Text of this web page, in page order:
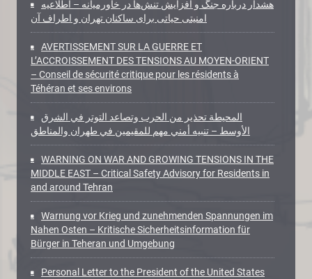
هشدار درباره جنگ و افزایش تنش‌ها در خاورمیانه – اطلاعیه
امنیتی حیاتی برای ساکنان تهران و اطراف آن
AVERTISSEMENT SUR LA GUERRE ET
L’ACCROISSEMENT DES TENSIONS AU MOYEN-ORIENT
– Conseil de sécurité critique pour les résidents à
Téhéran et ses environs
المحيطة تحذير من الحرب وتصاعد التوتر في الشرق
الأوسط – تنبيه أمني مهم للمقيمين في طهران والمناطق
WARNING ON WAR AND GROWING TENSIONS IN THE
MIDDLE EAST – Critical Safety Advisory for Residents in
and around Tehran
Warnung vor Krieg und zunehmenden Spannungen im
Nahen Osten – Kritische Sicherheitsinformation für
Bürger in Teheran und Umgebung
Personal Letter to the President of the United States